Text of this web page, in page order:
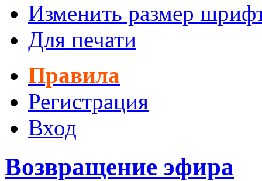
Изменить размер
Для печати
Правила
Регистрация
Вход
Возвращение эфира